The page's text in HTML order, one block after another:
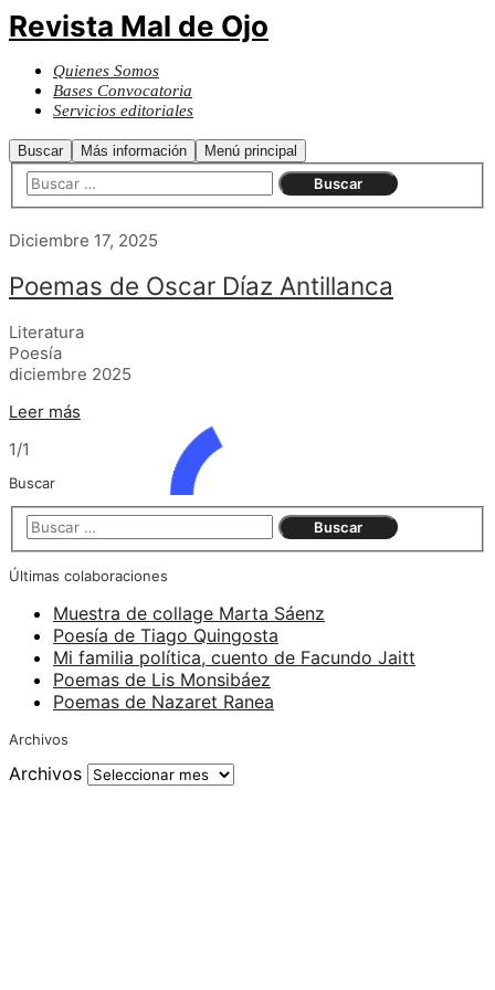
Revista Mal de Ojo
Quienes Somos
Bases Convocatoria
Servicios editoriales
Buscar Más información Menú principal
Diciembre 17, 2025
Poemas de Oscar Díaz Antillanca
Literatura
Poesía
diciembre 2025
Leer más
1/1
Buscar
Últimas colaboraciones
Muestra de collage Marta Sáenz
Poesía de Tiago Quingosta
Mi familia política, cuento de Facundo Jaitt
Poemas de Lis Monsibáez
Poemas de Nazaret Ranea
Archivos
Archivos